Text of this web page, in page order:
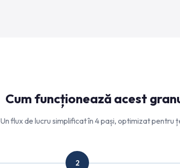
Cum funcționează acest
Un flux de lucru simplificat în 4 pași, optimizat pentru
2